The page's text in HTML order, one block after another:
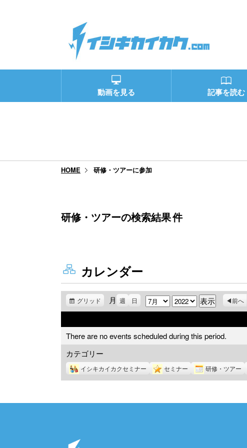
動画を見る 記事を読む
HOME 研修・ツアーに参加
研修・ツアーの検索結果件
カレンダー
グリッド 月 週 日 月 年 前へ
There are no events scheduled during this period.
カテゴリー
イシキカイカクセミナー セミナー 研修・ツアー